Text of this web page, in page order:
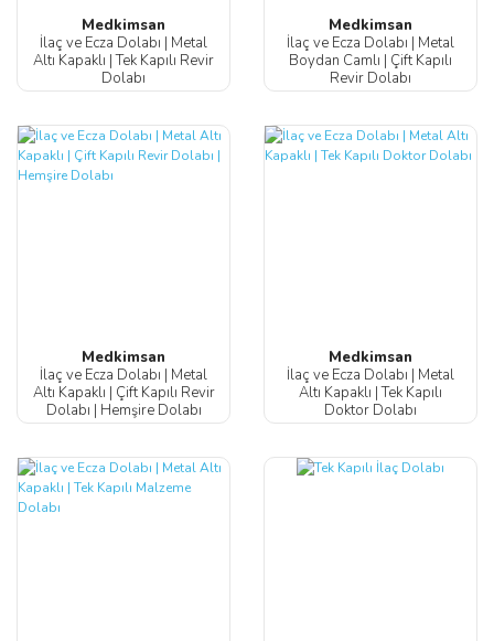
Medkimsan
İlaç ve Ecza Dolabı | Metal
Altı Kapaklı | Tek Kapılı Revir
Dolabı
Medkimsan
İlaç ve Ecza Dolabı | Metal
Boydan Camlı | Çift Kapılı
Revir Dolabı
Medkimsan
İlaç ve Ecza Dolabı | Metal
Altı Kapaklı | Çift Kapılı Revir
Dolabı | Hemşire Dolabı
Medkimsan
İlaç ve Ecza Dolabı | Metal
Altı Kapaklı | Tek Kapılı
Doktor Dolabı